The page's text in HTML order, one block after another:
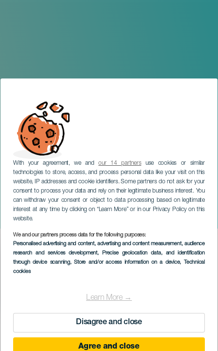
With your agreement, we andour 14 partnersuse cookies or similar
technologies to store, access, and process personal data like your visit on this
website, IP addresses and cookie identifiers. Some partners do not ask for your
consent to process your data and rely on their legitimate business interest. You
can withdraw your consent or object to data processing based on legitimate
interest at any time by clicking on “Learn More” or in our Privacy Policy on this
website.
We and our partners process data for the following purposes:
Personalised advertising and content, advertising and content measurement, audience
research and services development, Precise geolocation data, and identification
through device scanning, Store and/or access information on a device, Technical
cookies
Learn More →
Disagree and close
Agree and close
Rally Islas Canarias
GRAN CANARIA
Imagen
Listado
TIDLIGERE AKTIVITET